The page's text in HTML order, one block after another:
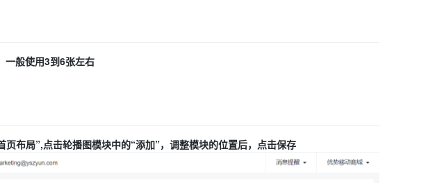
一般使用3到6张左右
布局”,点击轮播图模块中的“添加”，调整模块的位置后，点击保存